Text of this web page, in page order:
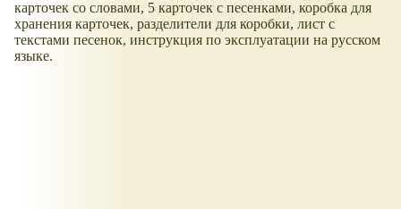
карточек со словами, 5 карточек с песенками, коробка для
хранения карточек, разделители для коробки, лист с
текстами песенок, инструкция по эксплуатации на русском
языке.